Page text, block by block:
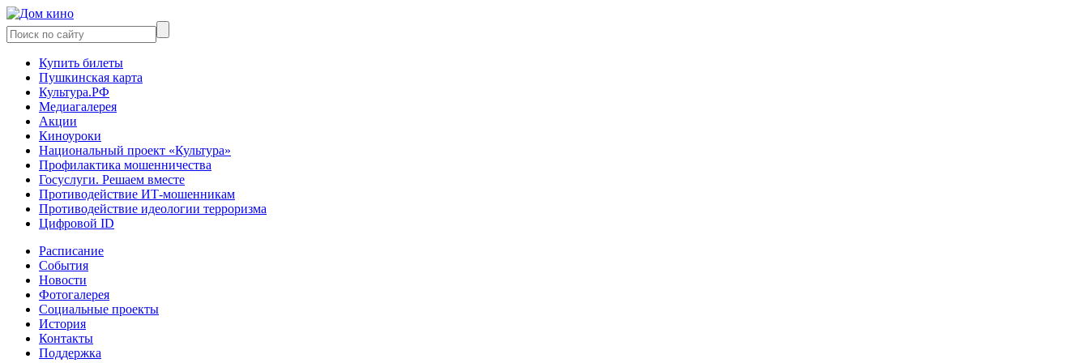
Купить билеты
Пушкинская карта
Культура.РФ
Медиагалерея
Акции
Киноуроки
Национальный проект «Культура»
Профилактика мошенничества
Госуслуги. Решаем вместе
Противодействие ИТ-мошенникам
Противодействие идеологии терроризма
Цифровой ID
Расписание
События
Новости
Фотогалерея
Социальные проекты
История
Контакты
Поддержка